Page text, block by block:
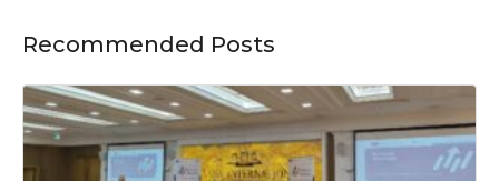
Recommended Posts